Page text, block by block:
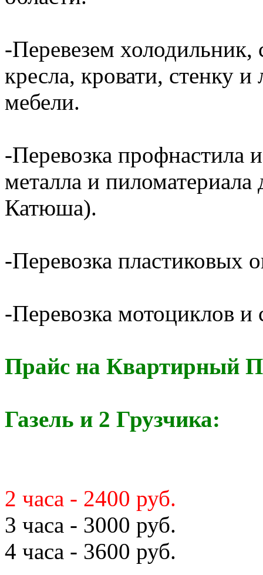
-Перевезем
кресла, кровати, стенку
мебели.
-Перевозка профнастила
металла и
Катюша).
-Перевозка пластиковых
-Перевозка мотоциклов и
Прайс на Квартирный
Газель и 2 Грузчика:
2 часа - 2400 руб.
3 часа - 3000 руб.
4 часа - 3600 руб.